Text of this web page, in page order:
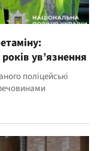
ув’язнення
поліцейські